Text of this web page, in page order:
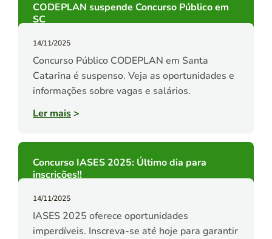
CODEPLAN suspende Concurso Público em
SC
14/11/2025
Concurso Público CODEPLAN em Santa
Catarina é suspenso. Veja as oportunidades e
informações sobre vagas e salários.
Ler mais>
Concurso IASES 2025: Último dia para
inscrições!!
14/11/2025
IASES 2025 oferece oportunidades
imperdíveis. Inscreva-se até hoje para garantir